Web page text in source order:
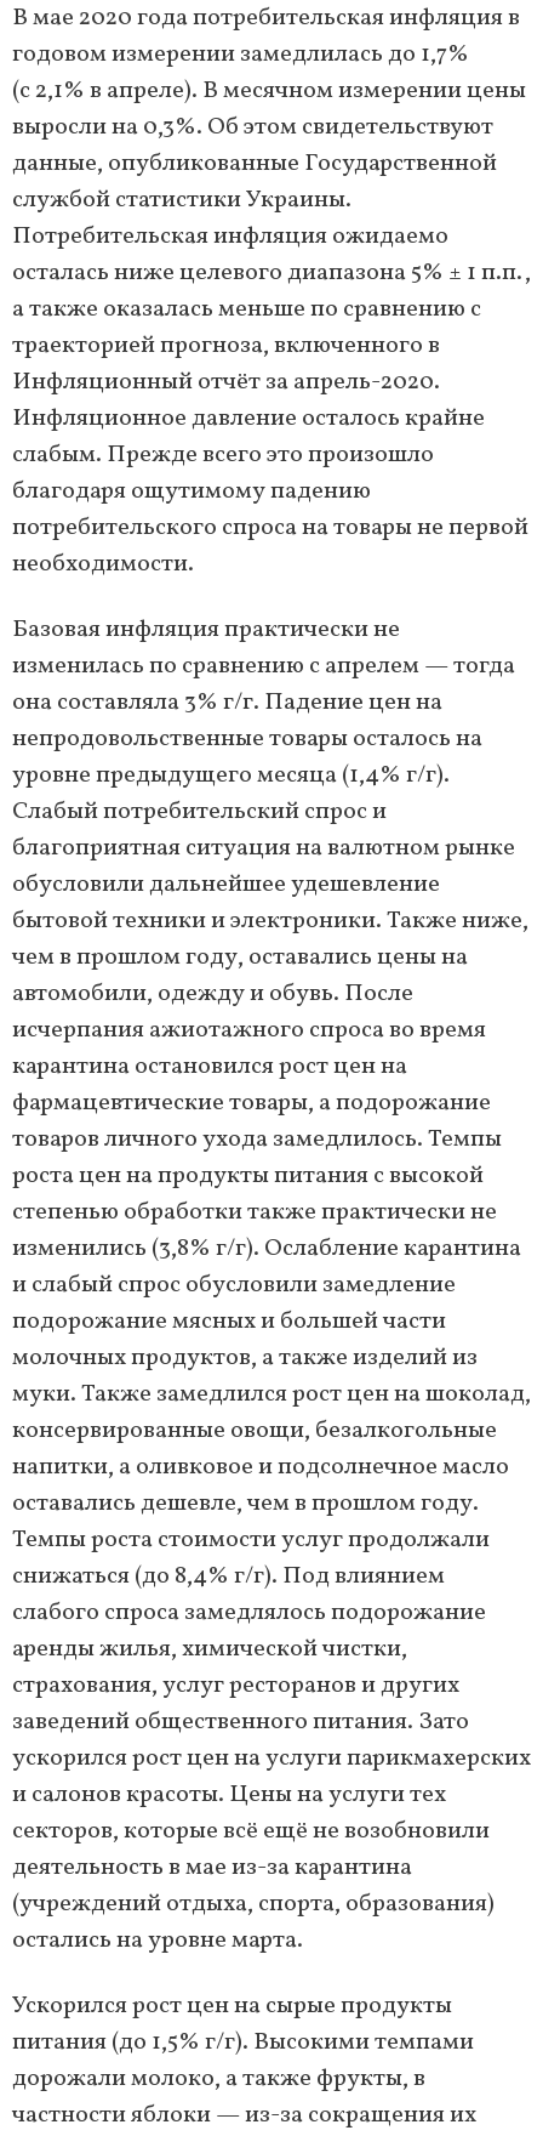
В мае 2020 года потребительская инфляция в
годовом измерении замедлилась до 1,7%
(с 2,1% в апреле). В месячном измерении цены
выросли на 0,3%. Об этом свидетельствуют
данные, опубликованные Государственной
службой статистики Украины.
Потребительская инфляция ожидаемо
осталась ниже целевого диапазона 5% ± 1 п.п.,
а также оказалась меньше по сравнению с
траекторией прогноза, включенного в
Инфляционный отчёт за апрель-2020.
Инфляционное давление осталось крайне
слабым. Прежде всего это произошло
благодаря ощутимому падению
потребительского спроса на товары не первой
необходимости.
Базовая инфляция практически не
изменилась по сравнению с апрелем — тогда
она составляла 3% г/г. Падение цен на
непродовольственные товары осталось на
уровне предыдущего месяца (1,4% г/г).
Слабый потребительский спрос и
благоприятная ситуация на валютном рынке
обусловили дальнейшее удешевление
бытовой техники и электроники. Также ниже,
чем в прошлом году, оставались цены на
автомобили, одежду и обувь. После
исчерпания ажиотажного спроса во время
карантина остановился рост цен на
фармацевтические товары, а подорожание
товаров личного ухода замедлилось. Темпы
роста цен на продукты питания с высокой
степенью обработки также практически не
изменились (3,8% г/г). Ослабление карантина
и слабый спрос обусловили замедление
подорожание мясных и большей части
молочных продуктов, а также изделий из
муки. Также замедлился рост цен на шоколад,
консервированные овощи, безалкогольные
напитки, а оливковое и подсолнечное масло
оставались дешевле, чем в прошлом году.
Темпы роста стоимости услуг продолжали
снижаться (до 8,4% г/г). Под влиянием
слабого спроса замедлялось подорожание
аренды жилья, химической чистки,
страхования, услуг ресторанов и других
заведений общественного питания. Зато
ускорился рост цен на услуги парикмахерских
и салонов красоты. Цены на услуги тех
секторов, которые всё ещё не возобновили
деятельность в мае из-за карантина
(учреждений отдыха, спорта, образования)
остались на уровне марта.
Ускорился рост цен на сырые продукты
питания (до 1,5% г/г). Высокими темпами
дорожали молоко, а также фрукты, в
частности яблоки — из-за сокращения их